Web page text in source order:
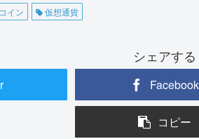
イン 仮想通貨
シェアする
Facebook
コピー